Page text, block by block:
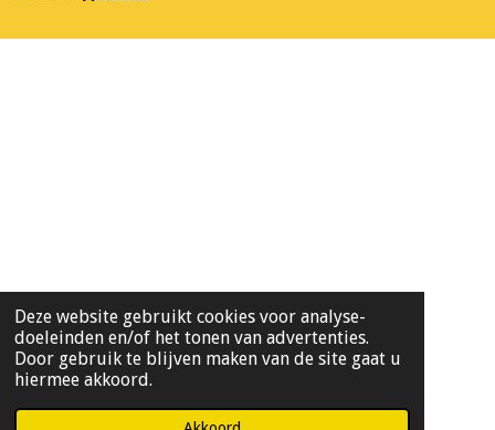
Deze website gebruikt cookies voor analyse-
doeleinden en/of het tonen van advertenties.
Door gebruik te blijven maken van de site gaat u
hiermee akkoord.